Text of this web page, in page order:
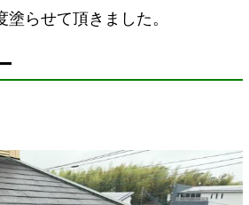
らせて頂きました。